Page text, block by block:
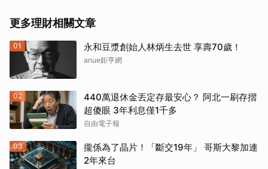
更多理財相關文章
01 永和豆漿創始人林炳生去世 享壽70歲！
anue鉅亨網
02
440萬退休金丟定存最安心？ 阿北一刷存摺
超傻眼 3年利息僅1千多
自由電子報
03
攏係為了晶片！「斷交19年」 哥斯大黎加連
2年來台